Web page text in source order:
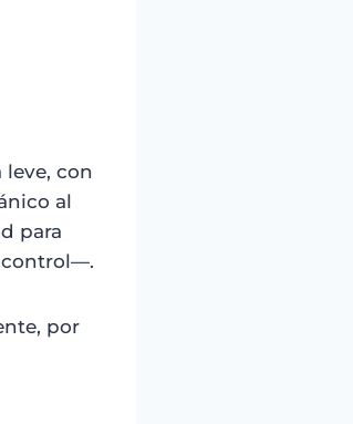
con
al
para
control—.
por